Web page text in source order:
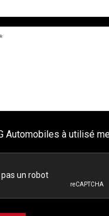
Automobiles à utilisé